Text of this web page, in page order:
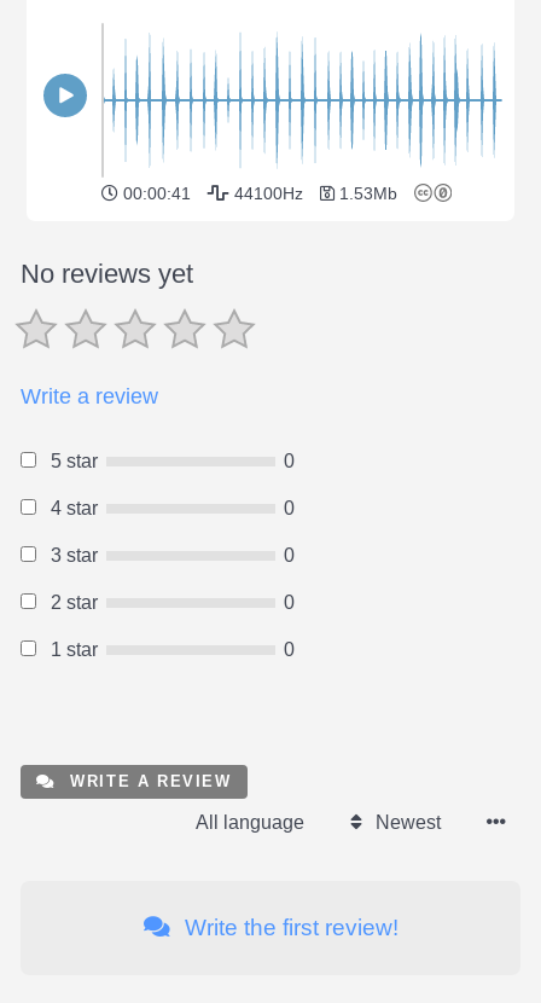
00:00:41 44100Hz 1.53Mb
No reviews yet
Write a review
5 star 0
4 star 0
3 star 0
2 star 0
1 star 0
WRITE A REVIEW
All language Newest
Write the first review!